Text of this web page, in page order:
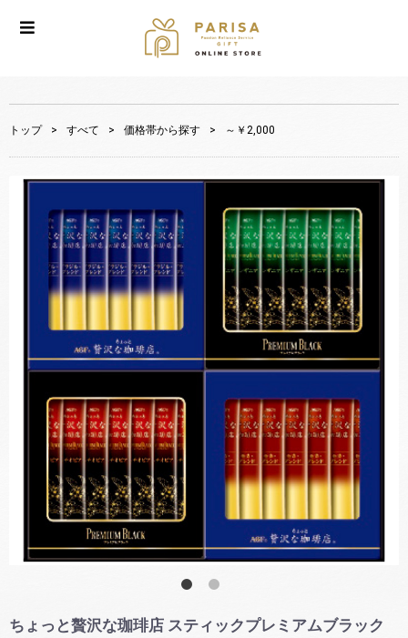
トップ > すべて > 価格帯から探す > ～￥2,000
ちょっと贅沢な珈琲店 スティックプレミアムブラック